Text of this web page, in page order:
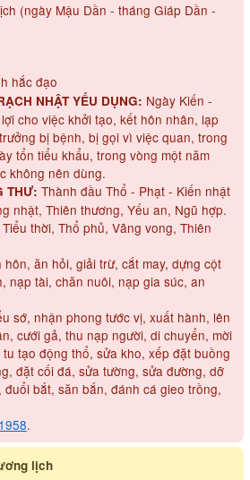
(ngày Mậu Dần - tháng Giáp Dần -
hắc đạo
NHẬT YẾU DỤNG: Ngày Kiến -
cho việc khởi tạo, kết hôn nhân, lạp
bị bệnh, bị gọi vì việc quan, trong
tổn tiểu khẩu, trong vòng một năm
không nên dùng.
THƯ: Thành đầu Thổ - Phạt - Kiến nhật
nhật, Thiên thương, Yếu an, Ngũ hợp.
thời, Thổ phủ, Vãng vong, Thiên
ăn hỏi, giải trừ, cắt may, dựng cột
nạp tài, chăn nuôi, nạp gia súc, an
sớ, nhận phong tước vị, xuất hành, lên
cưới gả, thu nạp người, di chuyển, mời
tạo động thổ, sửa kho, xếp đặt buồng
đặt cối đá, sửa tường, sửa đường, dỡ
bắt, săn bắn, đánh cá gieo trồng,
.
lịch